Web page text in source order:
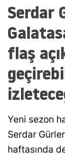
Serdar
flaş
Yeni sezon
Serdar
haftasında